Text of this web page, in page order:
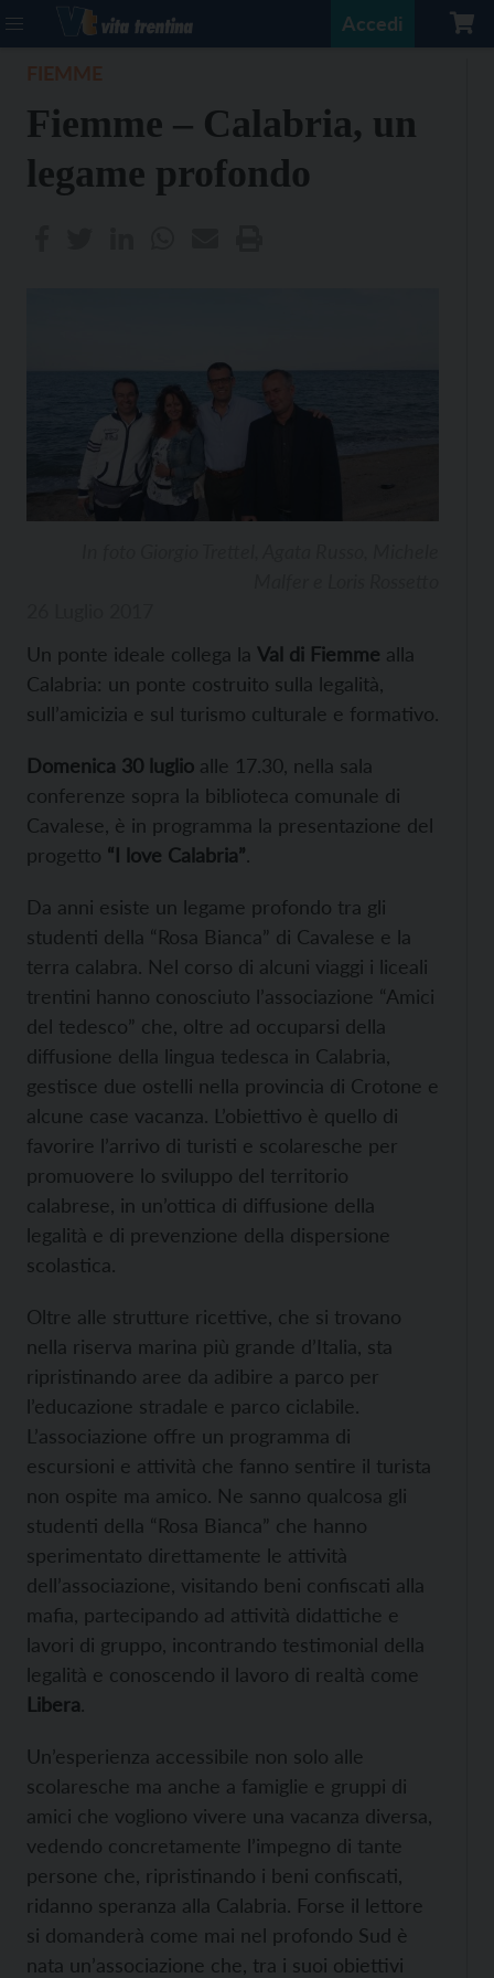
Accedi
Fiemme – Calabria, un
legame profondo
Un ponte ideale collega la Val di Fiemme alla
Calabria: un ponte costruito sulla legalità,
sull’amicizia e sul turismo culturale e formativo.
Domenica 30 luglio alle 17.30, nella sala
conferenze sopra la biblioteca comunale di
Cavalese, è in programma la presentazione del
progetto “I love Calabria”.
Da anni esiste un legame profondo tra gli
studenti della “Rosa Bianca” di Cavalese e la
terra calabra. Nel corso di alcuni viaggi i liceali
trentini hanno conosciuto l’associazione “Amici
del tedesco” che, oltre ad occuparsi della
diffusione della lingua tedesca in Calabria,
gestisce due ostelli nella provincia di Crotone e
alcune case vacanza. L’obiettivo è quello di
favorire l’arrivo di turisti e scolaresche per
promuovere lo sviluppo del territorio
calabrese, in un’ottica di diffusione della
legalità e di prevenzione della dispersione
scolastica.
Oltre alle strutture ricettive, che si trovano
nella riserva marina più grande d’Italia, sta
ripristinando aree da adibire a parco per
l’educazione stradale e parco ciclabile.
L’associazione offre un programma di
escursioni e attività che fanno sentire il turista
non ospite ma amico. Ne sanno qualcosa gli
studenti della “Rosa Bianca” che hanno
sperimentato direttamente le attività
dell’associazione, visitando beni confiscati alla
mafia, partecipando ad attività didattiche e
lavori di gruppo, incontrando testimonial della
legalità e conoscendo il lavoro di realtà come
Libera.
Un’esperienza accessibile non solo alle
scolaresche ma anche a famiglie e gruppi di
amici che vogliono vivere una vacanza diversa,
vedendo concretamente l’impegno di tante
persone che, ripristinando i beni confiscati,
ridanno speranza alla Calabria. Forse il lettore
si domanderà come mai nel profondo Sud è
nata un’associazione che, tra i suoi obiettivi